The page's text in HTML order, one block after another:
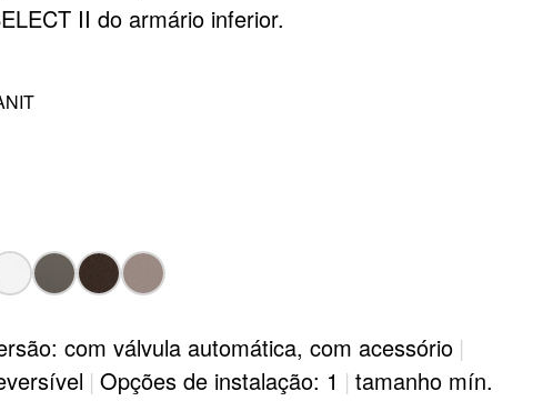
II do armário inferior.
com válvula automática, com acessório |
| Opções de instalação: 1 | tamanho mín.